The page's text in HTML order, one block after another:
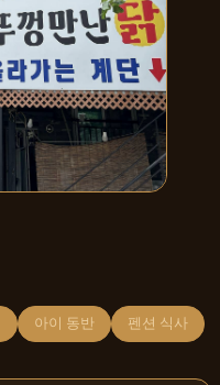
아이 동반 펜션 식사